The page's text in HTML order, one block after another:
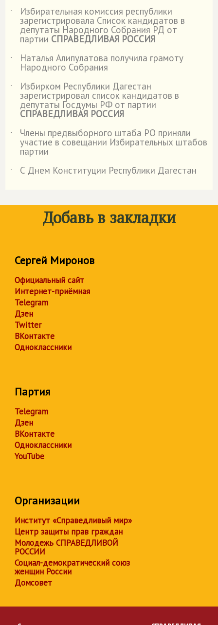
˙ Избирательная комиссия республики
зарегистрировала Список кандидатов в
депутаты Народного Собрания РД от
партии СПРАВЕДЛИВАЯ РОССИЯ
˙
Наталья Алипулатова получила грамоту
Народного Собрания
˙
Избирком Республики Дагестан
зарегистрировал список кандидатов в
депутаты Госдумы РФ от партии
СПРАВЕДЛИВАЯ РОССИЯ
˙
Члены предвыборного штаба РО приняли
участие в совещании Избирательных штабов
партии
˙
С Днем Конституции Республики Дагестан
Добавь в закладки
Сергей Миронов
Официальный сайт
Интернет-приёмная
Telegram
Дзен
Twitter
ВКонтакте
Одноклассники
Партия
Telegram
Дзен
ВКонтакте
Одноклассники
YouTube
Организации
Институт «Справедливый мир»
Центр защиты прав граждан
Молодежь СПРАВЕДЛИВОЙ
РОССИИ
Социал-демократический союз
женщин России
Домсовет